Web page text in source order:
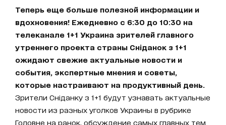
Теперь еще больше полезной информации и
вдохновения! Ежедневно с 6:30 до 10:30 на
телеканале 1+1 Украина зрителей главного
утреннего проекта страны Сніданок з 1+1
ожидают свежие актуальные новости и
события, экспертные мнения и советы,
которые настраивают на продуктивный день.
Зрители Сніданку з 1+1 будут узнавать актуальные
новости из разных уголков Украины в рубрике
Головне на ранок, обсуждение самых главных тем